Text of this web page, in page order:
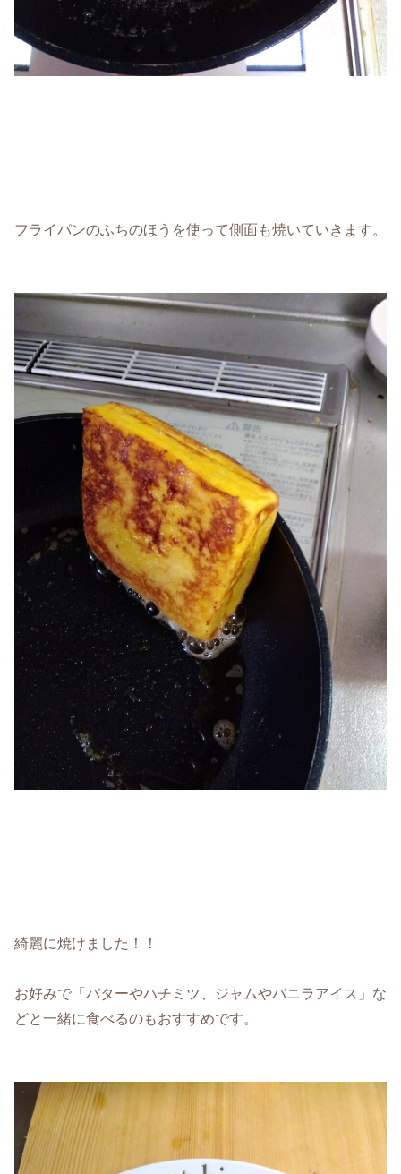
フライパンのふちのほうを使って側面も焼いていきます。
綺麗に焼けました！！
お好みで「バターやハチミツ、ジャムやバニラアイス」な
どと一緒に食べるのもおすすめです。